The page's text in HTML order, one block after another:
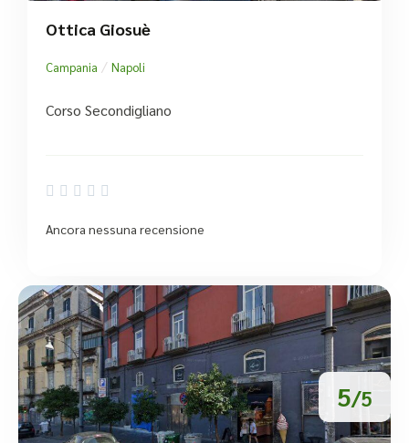
Ottica Giosuè
Campania / Napoli
Corso Secondigliano
    
Ancora nessuna recensione
5/5